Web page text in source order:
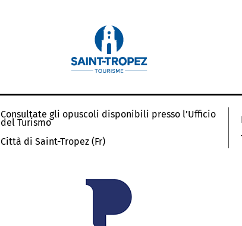
Consultate gli opuscoli disponibili presso l’Ufficio
del Turismo
Città di Saint-Tropez (Fr)